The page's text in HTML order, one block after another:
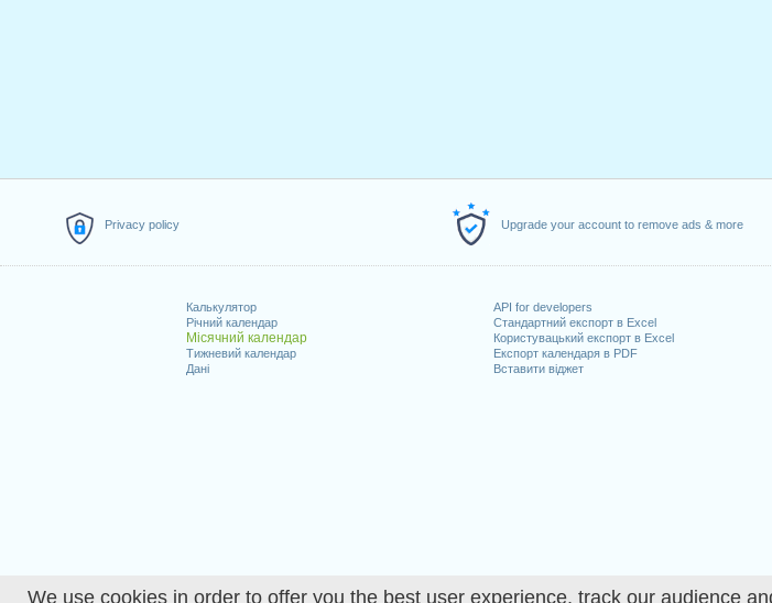
We use cookies in order to offer you the best user experience, track our audience
Privacy policy Upgrade your account to remove ads & more
Калькулятор
Річний календар
Місячний календар
Тижневий календар
Дані
API for developers
Стандартний експорт в Excel
Користувацький експорт в Excel
Експорт календаря в PDF
Вставити віджет